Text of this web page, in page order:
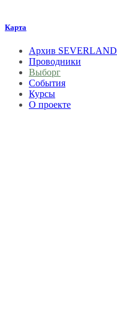
Карта
Архив SEVERLAND
Проводники
Выборг
События
Курсы
О проекте